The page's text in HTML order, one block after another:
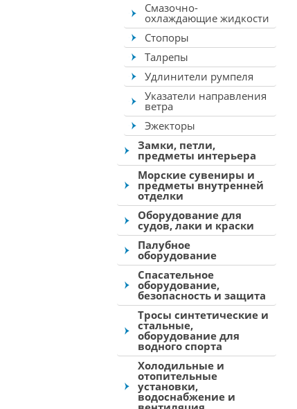
Смазочно-
охлаждающие жидкости
Стопоры
Талрепы
Удлинители румпеля
Указатели направления
ветра
Эжекторы
Замки, петли,
предметы интерьера
Морские сувениры и
предметы внутренней
отделки
Оборудование для
судов, лаки и краски
Палубное
оборудование
Спасательное
оборудование,
безопасность и защита
Тросы синтетические и
стальные,
оборудование для
водного спорта
Холодильные и
отопительные
установки,
водоснабжение и